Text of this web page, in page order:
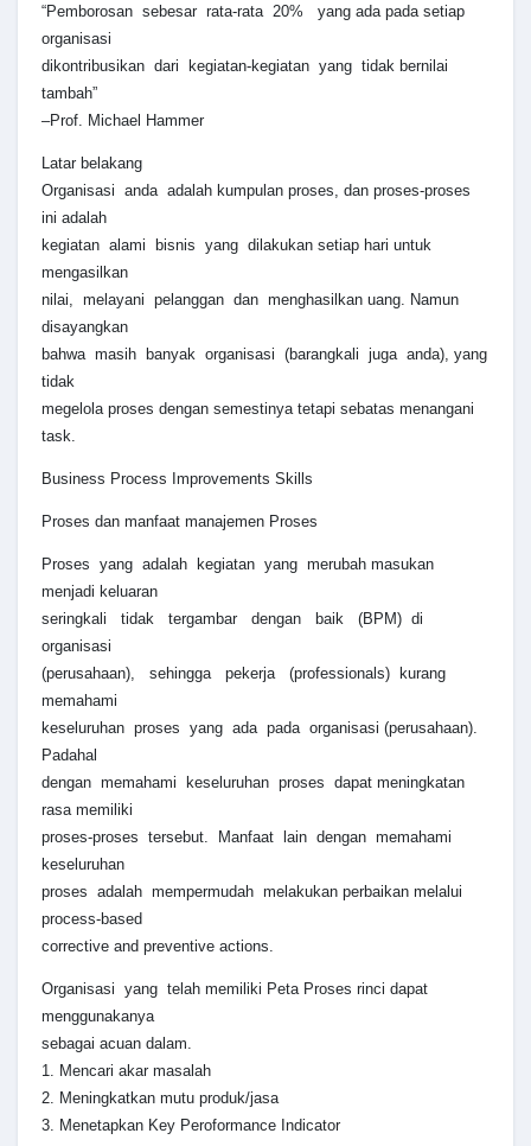
“Pemborosan sebesar rata-rata 20% yang ada pada setiap
organisasi
dikontribusikan dari kegiatan-kegiatan yang tidak bernilai
tambah”
–Prof. Michael Hammer
Latar belakang
Organisasi anda adalah kumpulan proses, dan proses-proses
ini adalah
kegiatan alami bisnis yang dilakukan setiap hari untuk
mengasilkan
nilai, melayani pelanggan dan menghasilkan uang. Namun
disayangkan
bahwa masih banyak organisasi (barangkali juga anda), yang
tidak
megelola proses dengan semestinya tetapi sebatas menangani
task.
Business Process Improvements Skills
Proses dan manfaat manajemen Proses
Proses yang adalah kegiatan yang merubah masukan
menjadi keluaran
seringkali tidak tergambar dengan baik (BPM) di
organisasi
(perusahaan), sehingga pekerja (professionals) kurang
memahami
keseluruhan proses yang ada pada organisasi (perusahaan).
Padahal
dengan memahami keseluruhan proses dapat meningkatan
rasa memiliki
proses-proses tersebut. Manfaat lain dengan memahami
keseluruhan
proses adalah mempermudah melakukan perbaikan melalui
process-based
corrective and preventive actions.
Organisasi yang telah memiliki Peta Proses rinci dapat
menggunakanya
sebagai acuan dalam.
1. Mencari akar masalah
2. Meningkatkan mutu produk/jasa
3. Menetapkan Key Peroformance Indicator